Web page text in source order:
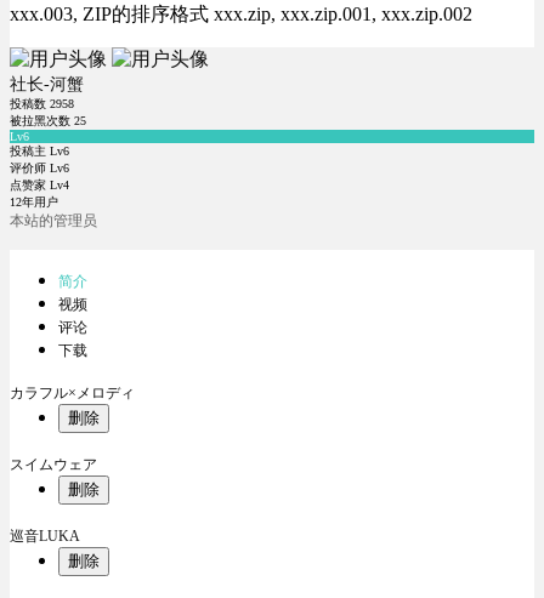
xxx.003, ZIP的排序格式 xxx.zip, xxx.zip.001, xxx.zip.002
社长-河蟹
投稿数 2958
被拉黑次数 25
Lv6
投稿主 Lv6
评价师 Lv6
点赞家 Lv4
12年用户
本站的管理员
简介
视频
评论
下载
カラフル×メロディ
删除
スイムウェア
删除
巡音LUKA
删除